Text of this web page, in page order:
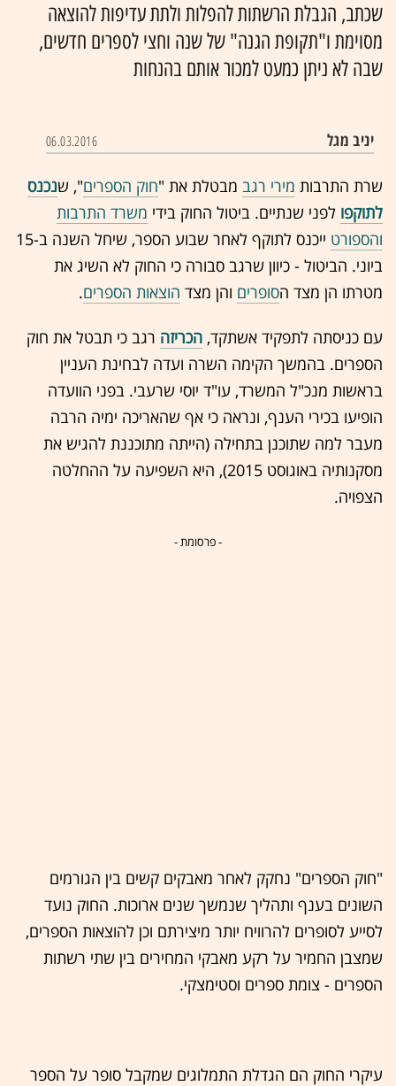
שכתב, הגבלת הרשתות להפלות ולתת עדיפות להוצאה
מסוימת ו"תקופת הגנה" של שנה וחצי לספרים חדשים,
שבה לא ניתן כמעט למכור אותם בהנחות
יניב מגל 06.03.2016
שרת התרבות מירי רגב מבטלת את "חוק הספרים", שנכנס
לתוקפו לפני שנתיים. ביטול החוק בידי משרד התרבות
והספורט
ייכנס לתוקף לאחר שבוע הספר, שיחל השנה ב-15
ביוני. הביטול - כיוון שרגב סבורה כי החוק לא השיג את
מטרתו הן מצד הסופרים והן מצד הוצאות הספרים.
עם כניסתה לתפקיד אשתקד, הכריזה רגב כי תבטל את חוק
הספרים. בהמשך הקימה השרה ועדה לבחינת העניין
בראשות מנכ"ל המשרד, עו"ד יוסי שרעבי. בפני הוועדה
הופיעו בכירי הענף, ונראה כי אף שהאריכה ימיה הרבה
מעבר למה שתוכנן בתחילה (הייתה מתוכננת להגיש את
מסקנותיה באוגוסט 2015), היא השפיעה על ההחלטה
הצפויה.
- פרסומת -
"חוק הספרים" נחקק לאחר מאבקים קשים בין הגורמים
השונים בענף ותהליך שנמשך שנים ארוכות. החוק נועד
לסייע לסופרים להרוויח יותר מיצירתם וכן להוצאות הספרים,
שמצבן החמיר על רקע מאבקי המחירים בין שתי רשתות
הספרים - צומת ספרים וסטימצקי.
עיקרי החוק הם הגדלת התמלוגים שמקבל סופר על הספר